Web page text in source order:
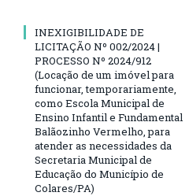
INEXIGIBILIDADE DE
LICITAÇÃO Nº 002/2024 |
PROCESSO Nº 2024/912
(Locação de um imóvel para
funcionar, temporariamente,
como Escola Municipal de
Ensino Infantil e Fundamental
Balãozinho Vermelho, para
atender as necessidades da
Secretaria Municipal de
Educação do Município de
Colares/PA)